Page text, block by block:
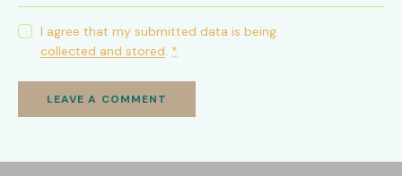
I agree that my submitted data is being
collected and stored. *